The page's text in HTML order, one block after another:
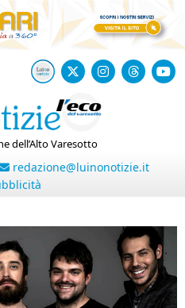
dell’Alto Varesotto
redazione@luinonotizie.it